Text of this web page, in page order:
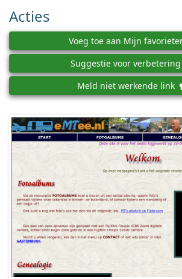
Acties
Voeg toe aan Mijn
Suggestie voor verbetering
Meld niet werkende link